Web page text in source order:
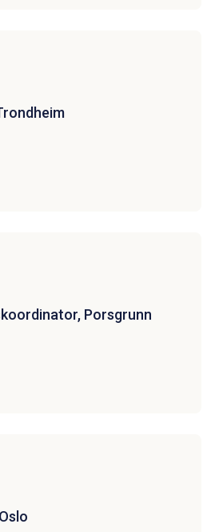
Porsgrunn